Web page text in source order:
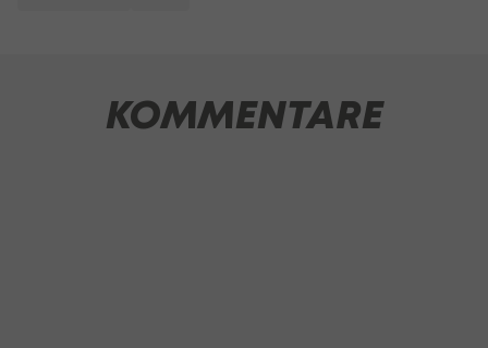
KOMMENTARE